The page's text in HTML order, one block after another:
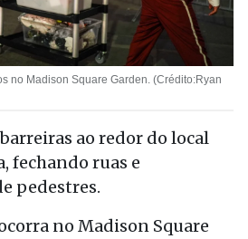
no Madison Square Garden. (Crédito:Ryan
ao redor do local
fechando ruas e
pedestres.
no Madison Square